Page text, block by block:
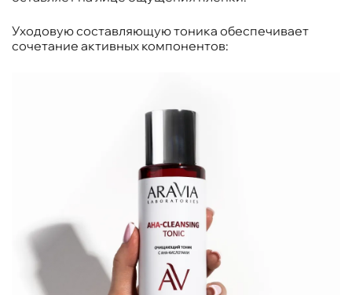
Уходовую составляющую тоника обеспечивает
сочетание активных компонентов: